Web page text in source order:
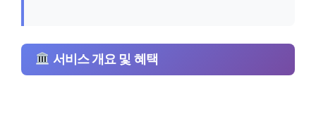
서비스 개요 및 혜택